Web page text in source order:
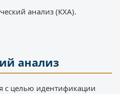
анализ (КХА).
анализ
с целью идентификации